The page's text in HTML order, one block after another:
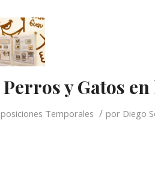
y Gatos
Temporales / por Diego